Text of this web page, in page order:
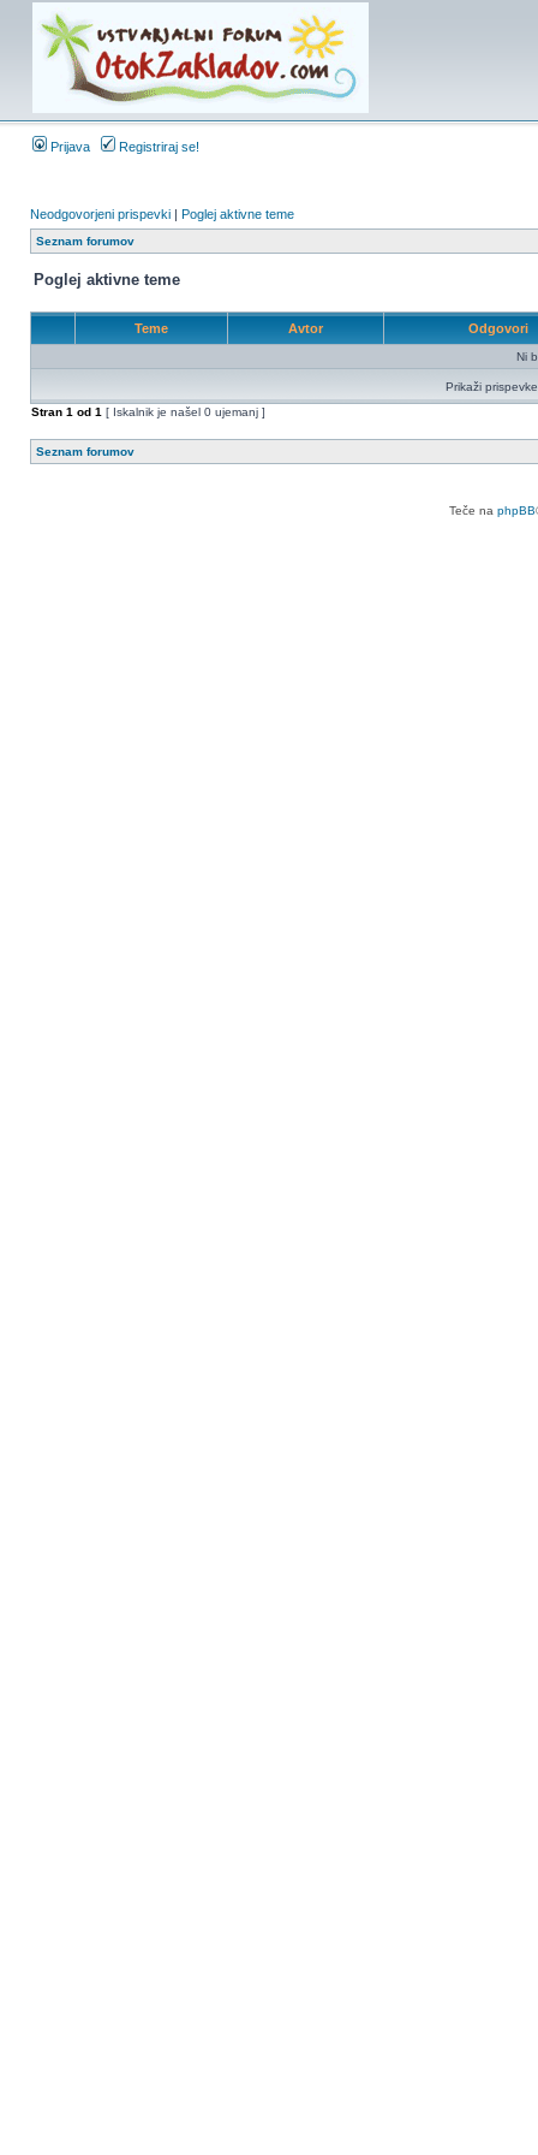
Prijava Registriraj se!
Neodgovorjeni prispevki | Poglej aktivne teme
Seznam forumov
Poglej aktivne teme
Teme Avtor Odgovori
Ni
Prikaži
Stran 1 od 1 [ Iskalnik je našel 0 ujemanj ]
Seznam forumov
Teče na phpBB